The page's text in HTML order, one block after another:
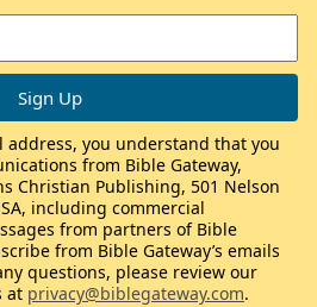
you understand that you
from Bible Gateway,
Christian Publishing, 501 Nelson
including commercial
from partners of Bible
from Bible Gateway’s emails
questions, please review our
at privacy@biblegateway.com.